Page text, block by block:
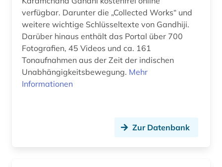
zeitung (1)
zeitungsarchiv (1)
zentralasien (1)
verfügbar. Darunter die „Collected Works“ und
weitere wichtige Schlüsseltexte von Gandhiji.
Darüber hinaus enthält das Portal über 700
Fotografien, 45 Videos und ca. 161
Tonaufnahmen aus der Zeit der indischen
Unabhängigkeitsbewegung. Mehr
Informationen
Zur Datenbank